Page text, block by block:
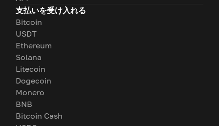
支払いを受け入れる
Bitcoin
USDT
Ethereum
Solana
Litecoin
Dogecoin
Monero
BNB
Bitcoin Cash